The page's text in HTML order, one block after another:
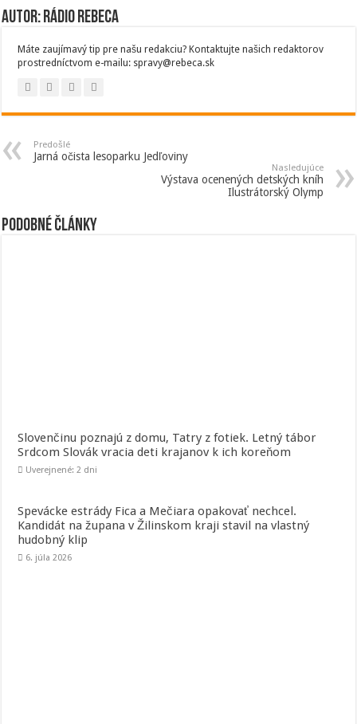
Autor: Rádio Rebeca
Máte zaujímavý tip pre našu redakciu? Kontaktujte našich redaktorov
prostredníctvom e-mailu: spravy@rebeca.sk
Predošlé
Jarná očista lesoparku Jedľoviny
Nasledujúce
Výstava ocenených detských kníh
Ilustrátorský Olymp
Podobné články
Slovenčinu poznajú z domu, Tatry z fotiek. Letný tábor
Srdcom Slovák vracia deti krajanov k ich koreňom
Uverejnené: 2 dni
Spevácke estrády Fica a Mečiara opakovať nechcel.
Kandidát na župana v Žilinskom kraji stavil na vlastný
hudobný klip
6. júla 2026